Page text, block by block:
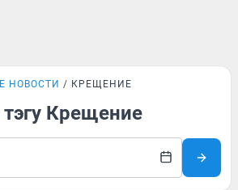
НОВОСТИ КРЕЩЕНИЕ
Крещение